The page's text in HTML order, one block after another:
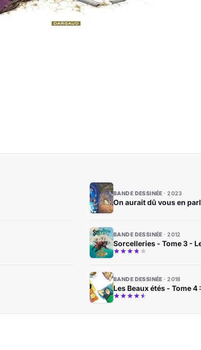
BANDE DESSINÉE 2023
On aurait dû vous en
BANDE DESSINÉE 2012
Sorcelleries - Tome 3 -
BANDE DESSINÉE 2018
Les Beaux étés - Tome